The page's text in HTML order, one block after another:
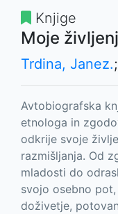
Knjige
Moje
Trdina, Janez.;
Avtobiografska
etnologa in
odkrije svoje
razmišljanja. Od
mladosti do
svojo osebno
doživetje,